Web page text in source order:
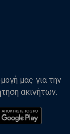
μας για την
ακινήτων.